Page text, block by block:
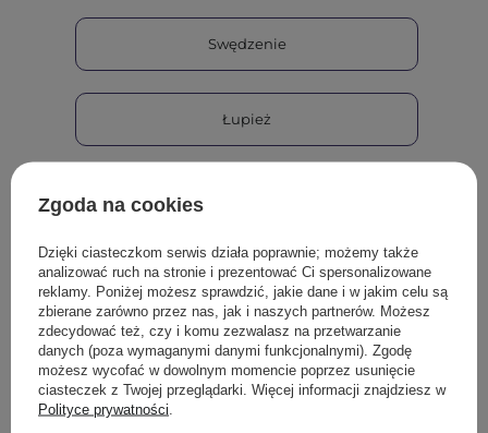
Swędzenie
Łupież
Nadmierne wypadanie włosów
Inne
Zgoda na cookies
Dzięki ciasteczkom serwis działa poprawnie; możemy także
analizować ruch na stronie i prezentować Ci spersonalizowane
reklamy. Poniżej możesz sprawdzić, jakie dane i w jakim celu są
zbierane zarówno przez nas, jak i naszych partnerów. Możesz
zdecydować też, czy i komu zezwalasz na przetwarzanie
danych (poza wymaganymi danymi funkcjonalnymi). Zgodę
możesz wycofać w dowolnym momencie poprzez usunięcie
ciasteczek z Twojej przeglądarki. Więcej informacji znajdziesz w
Polityce prywatności